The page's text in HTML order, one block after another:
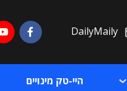
DailyMaily
היי-טק מינויים